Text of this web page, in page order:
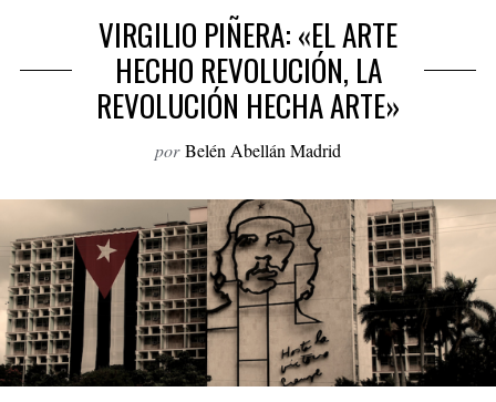
c
h
f
o
VIRGILIO PIÑERA: «EL ARTE
HECHO REVOLUCIÓN, LA
REVOLUCIÓN HECHA ARTE»
por Belén Abellán Madrid